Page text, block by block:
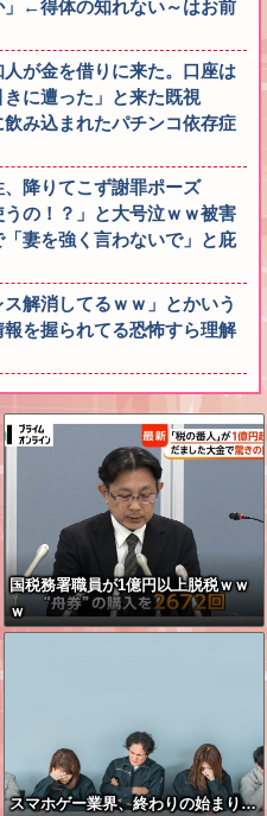
」←得体の知れない～はお前
人が金を借りに来た。口座は
に遭った」と来た既視
み込まれたパチンコ依存症
降りてこず謝罪ポーズ
の！？」と大号泣ｗｗ被害
妻を強く言わないで」と庇
解消してるｗｗ」とかいう
を握られてる恐怖すら理解
国税務署職員が1億円以上脱税ｗｗ
ｗ
スマホゲー業界、終わりの始まり…